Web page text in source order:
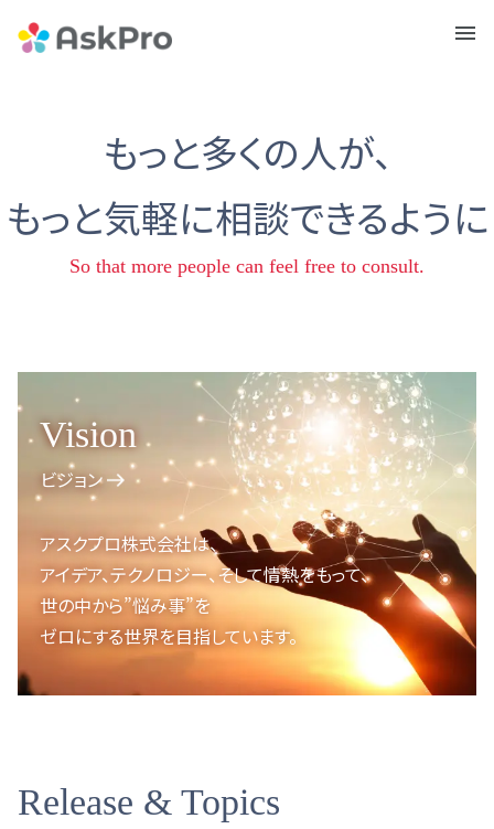
もっと多くの人が、
もっと気軽に相談できるように
So that more people can feel free to consult.
Vision
ビジョン
アスクプロ株式会社は、
アイデア、テクノロジー、そして情熱をもって、
世の中から”悩み事”を
ゼロにする世界を目指しています。
Release & Topics